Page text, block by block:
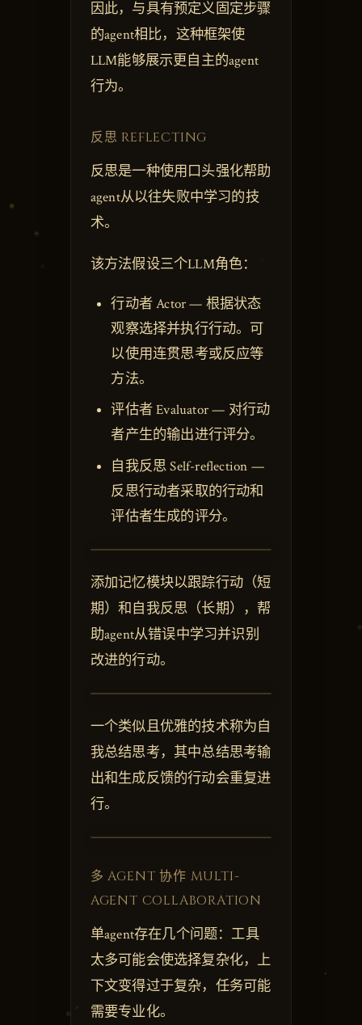
因此，与具有预定义固定步骤
的agent相比，这种框架使
LLM能够展示更自主的agent
行为。
反思 REFLECTING
反思是一种使用口头强化帮助
agent从以往失败中学习的技
术。
该方法假设三个LLM角色：
行动者 Actor — 根据状态
观察选择并执行行动。可
以使用连贯思考或反应等
方法。
评估者 Evaluator — 对行动
者产生的输出进行评分。
自我反思 Self-reflection —
反思行动者采取的行动和
评估者生成的评分。
添加记忆模块以跟踪行动（短
期）和自我反思（长期），帮
助agent从错误中学习并识别
改进的行动。
一个类似且优雅的技术称为自
我总结思考，其中总结思考输
出和生成反馈的行动会重复进
行。
多 AGENT 协作 MULTI-
AGENT COLLABORATION
单agent存在几个问题：工具
太多可能会使选择复杂化，上
下文变得过于复杂，任务可能
需要专业化。